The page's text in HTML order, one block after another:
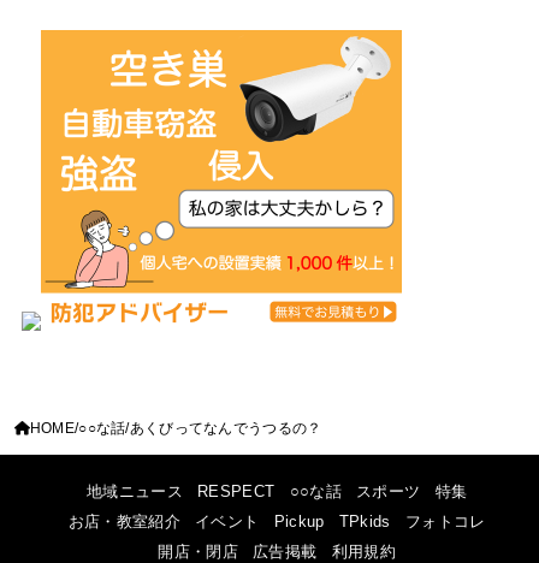
HOME ○○な話 あくびってなんでうつるの？
地域ニュース RESPECT ○○な話 スポーツ
特集
お店・教室紹介
イベント Pickup TPkids
フォトコレ
開店・閉店
広告掲載 利用規約